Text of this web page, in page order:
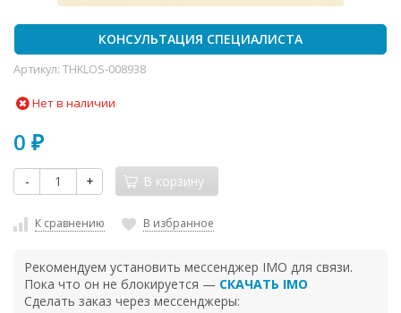
КОНСУЛЬТАЦИЯ СПЕЦИАЛИСТА
Артикул: THKLOS-008938
Нет в наличии
0 ₽
- + В корзину
К сравнению В избранное
Рекомендуем установить мессенджер IMO для связи.
Пока что он не блокируется — СКАЧАТЬ IMO
Сделать заказ через мессенджеры: